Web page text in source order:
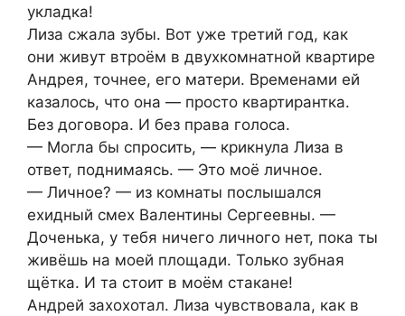
укладка!
Лиза сжала зубы. Вот уже третий год, как
они живут втроём в двухкомнатной квартире
Андрея, точнее, его матери. Временами ей
казалось, что она — просто квартирантка.
Без договора. И без права голоса.
— Могла бы спросить, — крикнула Лиза в
ответ, поднимаясь. — Это моё личное.
— Личное? — из комнаты послышался
ехидный смех Валентины Сергеевны. —
Доченька, у тебя ничего личного нет, пока ты
живёшь на моей площади. Только зубная
щётка. И та стоит в моём стакане!
Андрей захохотал. Лиза чувствовала, как в